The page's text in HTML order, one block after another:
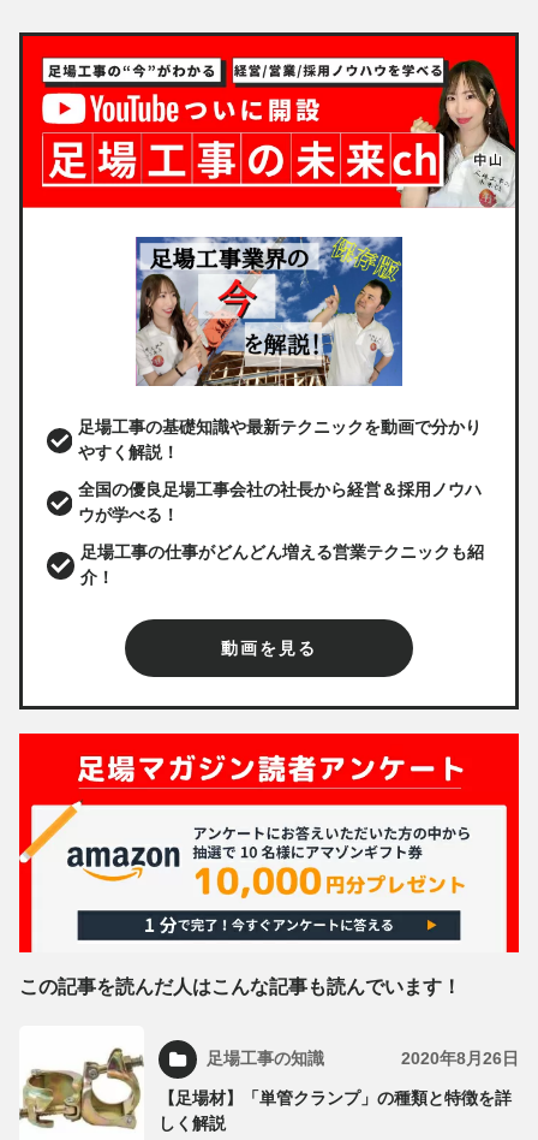
足場工事の基礎知識や最新テクニックを動画で分かり
やすく解説！
全国の優良足場工事会社の社長から経営＆採用ノウハ
ウが学べる！
足場工事の仕事がどんどん増える営業テクニックも紹
介！
動画を見る
この記事を読んだ人はこんな記事も読んでいます！
足場工事の知識 2020年8月26日
【足場材】「単管クランプ」の種類と特徴を詳
しく解説